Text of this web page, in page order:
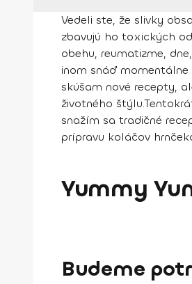
Vedeli ste, že slivky
zbavujú ho toxických
obehu, reumatizme,
inom snáď
skúšam nové recepty,
životného štýlu.
snažím sa tradičné
prípravu koláčov
Yummy
Budeme